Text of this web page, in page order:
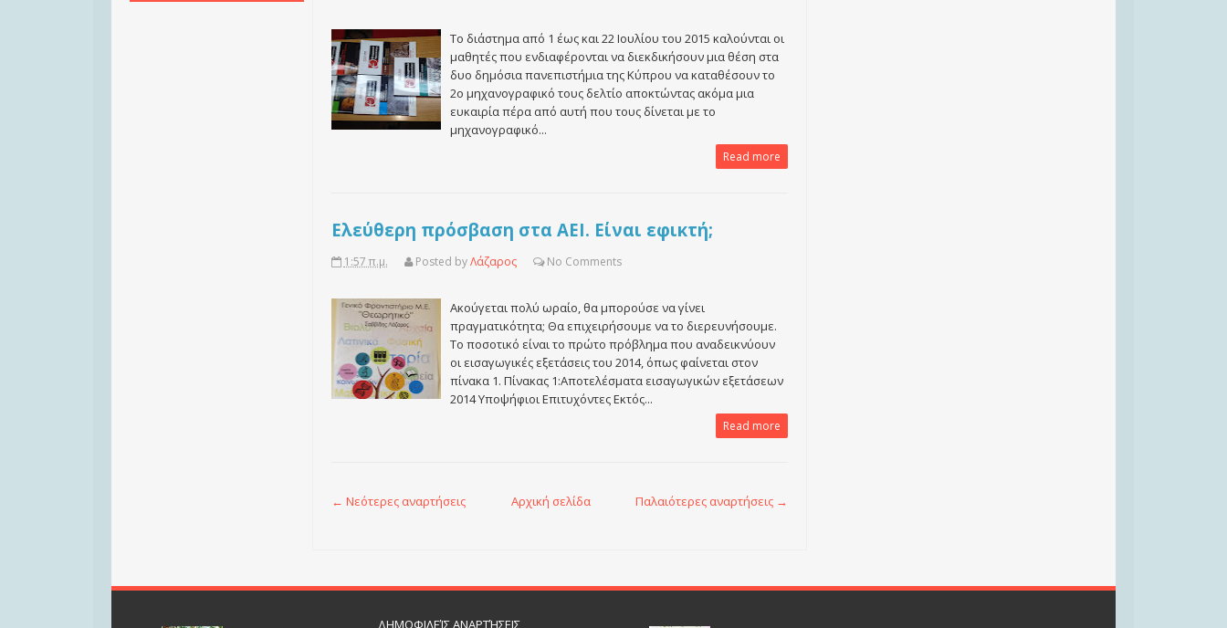
Το διάστημα από 1 έως και 22 Ιουλίου του 2015 καλούνται οι
μαθητές που ενδιαφέρονται να διεκδικήσουν μια θέση στα
δυο δημόσια πανεπιστήμια της Κύπρου να καταθέσουν το
2ο μηχανογραφικό τους δελτίο αποκτώντας ακόμα μια
ευκαιρία πέρα από αυτή που τους δίνεται με το
μηχανογραφικό...
Read more
Ελεύθερη πρόσβαση στα ΑΕΙ. Είναι εφικτή;
1:57 π.μ. Posted byΛάζαρος No Comments
Ακούγεται πολύ ωραίο, θα μπορούσε να γίνει
πραγματικότητα; Θα επιχειρήσουμε να το διερευνήσουμε.
Το ποσοτικό είναι το πρώτο πρόβλημα που αναδεικνύουν
οι εισαγωγικές εξετάσεις του 2014, όπως φαίνεται στον
πίνακα 1. Πίνακας 1:Αποτελέσματα εισαγωγικών εξετάσεων
2014 Υποψήφιοι Επιτυχόντες Εκτός...
Read more
← Νεότερες αναρτήσεις Παλαιότερες αναρτήσεις →
Αρχική σελίδα
ΔΗΜΟΦΙΛΕΊΣ ΑΝΑΡΤΉΣΕΙΣ